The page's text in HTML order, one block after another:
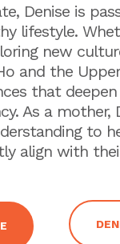
Denise is
lifestyle.
new
and the
that
As a mother,
to
align with